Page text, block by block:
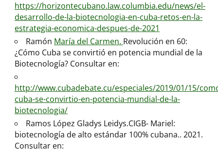
https://horizontecubano.law.columbia.edu/news/el-
desarrollo-de-la-biotecnologia-en-cuba-retos-en-la-
estrategia-economica-despues-de-2021
Ramón María del Carmen. Revolución en 60:
¿Cómo Cuba se convirtió en potencia mundial de la
Biotecnología? Consultar en:
http://www.cubadebate.cu/especiales/2019/01/15/
cuba-se-convirtio-en-potencia-mundial-de-la-
biotecnologia/
Ramos López Gladys Leidys.CIGB- Mariel:
biotecnología de alto estándar 100% cubana.. 2021.
Consultar en: